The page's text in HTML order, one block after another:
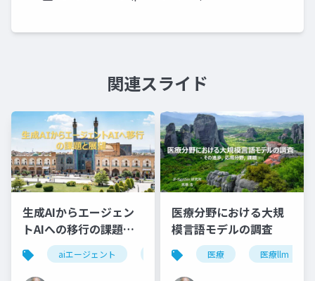
関連スライド
生成AIからエージェン
トAIへの移行の課題と
展望
aiエージェント エージェントai 自律性
医療分野における大規
模言語モデルの調査
医療 医療llm